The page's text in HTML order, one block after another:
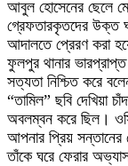
আবুল হোসেনের ছেলে
গ্রেফতারকৃতদের উক্ত
আদালতে প্রেরণ করা
ফুলপুর থানার
সত্যতা নিশ্চিত করে
“তামিল” ছবি দেখিয়া
অবলম্বন করে ছিল।
আপনার প্রিয় সন্তানের
তাঁকে ঘরে ফেরার